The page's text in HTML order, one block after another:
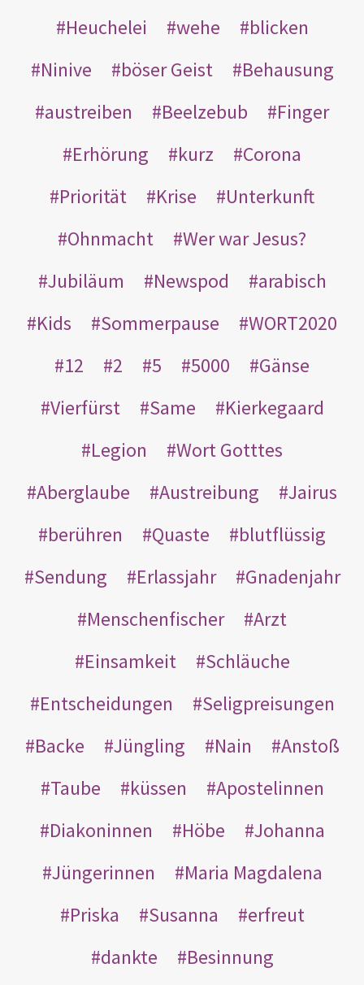
Heuchelei wehe
blicken
Ninive
böser Geist
Behausung
austreiben
Beelzebub
Finger
Erhörung
kurz
Corona
Priorität
Krise
Unterkunft
Ohnmacht
Wer war Jesus?
Jubiläum
Newspod
arabisch
Kids
Sommerpause
WORT2020
12
2 5 5000
Gänse
Vierfürst
Same
Kierkegaard
Legion
Wort Gotttes
Aberglaube
Austreibung
Jairus
berühren
Quaste
blutflüssig
Sendung
Erlassjahr
Gnadenjahr
Menschenfischer
Arzt
Einsamkeit
Schläuche
Entscheidungen
Seligpreisungen
Backe
Jüngling Nain
Anstoß
Taube
küssen
Apostelinnen
Diakoninnen
Höbe
Johanna
Jüngerinnen
Maria Magdalena
Priska
Susanna
erfreut
dankte
Besinnung